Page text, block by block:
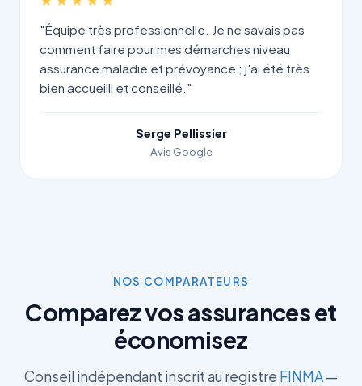
"Équipe très professionnelle. Je ne savais pas
comment faire pour mes démarches niveau
assurance maladie et prévoyance ; j'ai été très
bien accueilli et conseillé."
Serge Pellissier
Avis Google
NOS COMPARATEURS
Comparez vos assurances et
économisez
Conseil indépendant inscrit au registre FINMA—